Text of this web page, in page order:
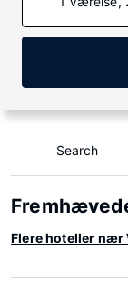
Search
Flere hoteller nær